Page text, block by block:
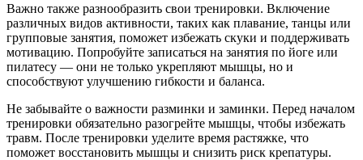
Важно также разнообразить свои тренировки. Включение
различных видов активности, таких как плавание, танцы или
групповые занятия, поможет избежать скуки и поддерживать
мотивацию. Попробуйте записаться на занятия по йоге или
пилатесу — они не только укрепляют мышцы, но и
способствуют улучшению гибкости и баланса.
Не забывайте о важности разминки и заминки. Перед началом
тренировки обязательно разогрейте мышцы, чтобы избежать
травм. После тренировки уделите время растяжке, что
поможет восстановить мышцы и снизить риск крепатуры.